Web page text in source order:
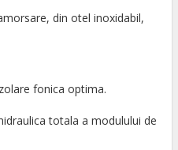
din otel inoxidabil,
fonica optima.
totala a modulului de